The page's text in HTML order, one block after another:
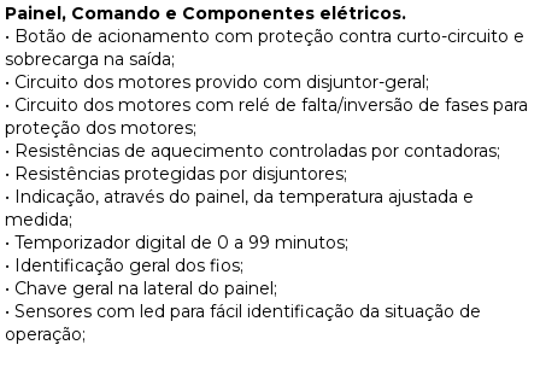
Painel, Comando e Componentes elétricos.
• Botão de acionamento com proteção contra curto-circuito e
sobrecarga na saída;
• Circuito dos motores provido com disjuntor-geral;
• Circuito dos motores com relé de falta/inversão de fases para
proteção dos motores;
• Resistências de aquecimento controladas por contadoras;
• Resistências protegidas por disjuntores;
• Indicação, através do painel, da temperatura ajustada e
medida;
• Temporizador digital de 0 a 99 minutos;
• Identificação geral dos fios;
• Chave geral na lateral do painel;
• Sensores com led para fácil identificação da situação de
operação;